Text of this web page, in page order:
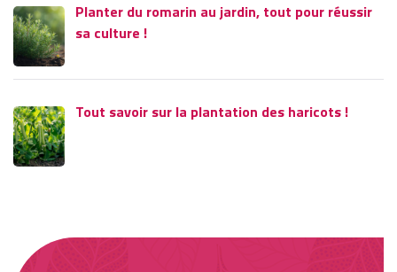
Planter du romarin au jardin, tout pour réussir
sa culture !
Tout savoir sur la plantation des haricots !